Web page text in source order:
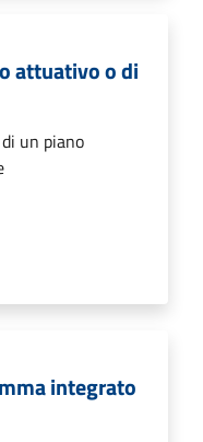
attuativo o di
un piano
integrato